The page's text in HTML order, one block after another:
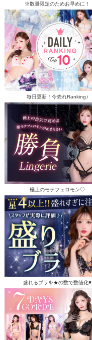
※数量限定のためお早めに！
毎日更新！今売れRanking♪
極上のモテフェロモン♡
盛れるブラを★の数で数値化♥